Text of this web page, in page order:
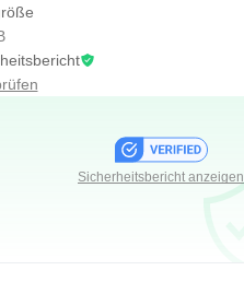
Sicherheitsbericht anzeigen